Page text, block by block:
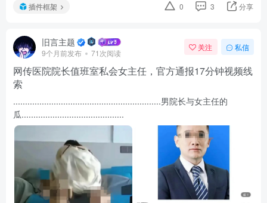
插件框架 0 3 分享
旧言主题
9个月前发布 71次阅读
关注 私信
网传医院院长值班室私会女主任，官方通报17分钟视频线
索
..............................................................男院长与女主任的
瓜...........................................